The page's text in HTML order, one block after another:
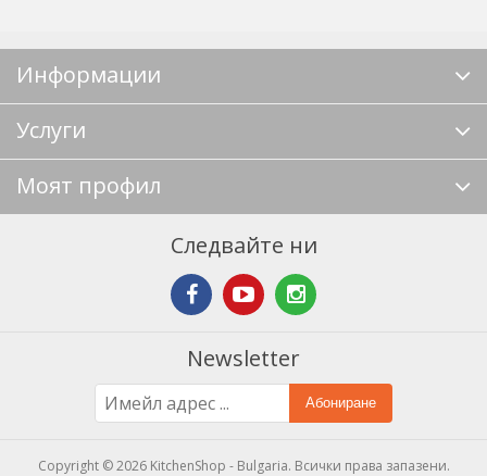
Информации
Услуги
Моят профил
Следвайте ни
Newsletter
Абониране
Copyright © 2026 KitchenShop - Bulgaria. Всички права запазени.